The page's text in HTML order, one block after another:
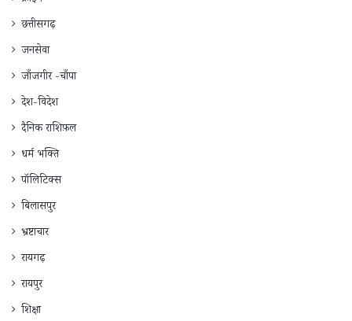
छत्तीसगढ़
जनसेवा
जाँजगीर -चाँपा
देश-विदेश
दैनिक राशिफ़ल
धर्म भक्ति
पॉलिटिक्स
बिलासपुर
भ्रष्टाचार
रायगढ़
रायपुर
शिक्षा